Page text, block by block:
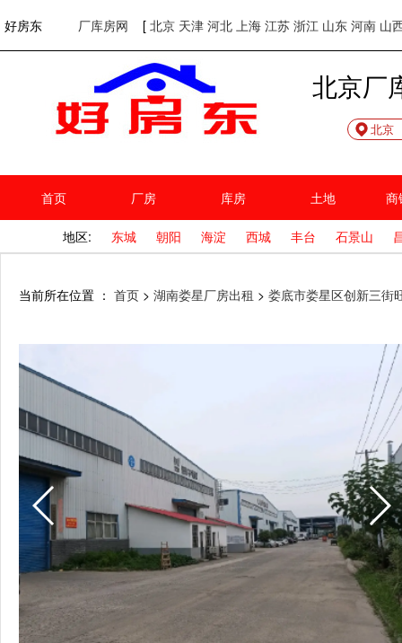
好房东 厂库房网 [ 北京 天津 河北 上海 江苏 浙江 山东 河南 山
欢迎访问好房东！网站首页
北京厂
北京
首页 厂房 库房 土地 商
地区: 东城 朝阳 海淀 西城 丰台 石景山
当前所在位置 ： 首页 > 湖南娄星厂房出租 > 娄底市娄星区创新三街